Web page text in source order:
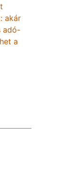
akár
adó-
a